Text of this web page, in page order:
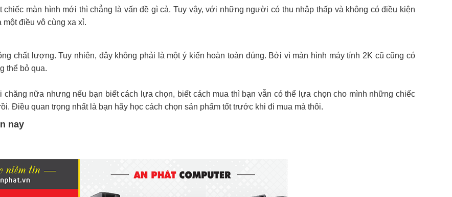
màn hình mới thì chẳng là vấn đề gì cả. Tuy vậy, với những người có thu nhập thấp và không có điều kiện
điều vô cùng xa xỉ.
chất lượng. Tuy nhiên, đây không phải là một ý kiến hoàn toàn đúng. Bởi vì màn hình máy tính 2K cũ cũng có
thể bỏ qua.
nữa nhưng nếu bạn biết cách lựa chọn, biết cách mua thì bạn vẫn có thể lựa chọn cho mình những chiếc
Điều quan trọng nhất là bạn hãy học cách chọn sản phẩm tốt trước khi đi mua mà thôi.
nay